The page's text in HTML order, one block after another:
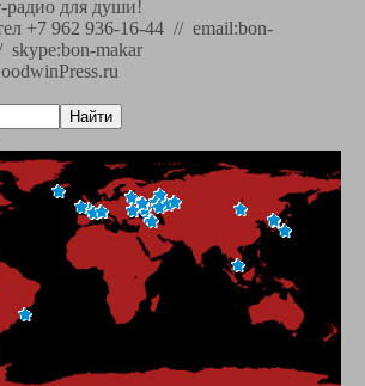
радио для души!
+7 962 936-16-44 // email:bon-
makar